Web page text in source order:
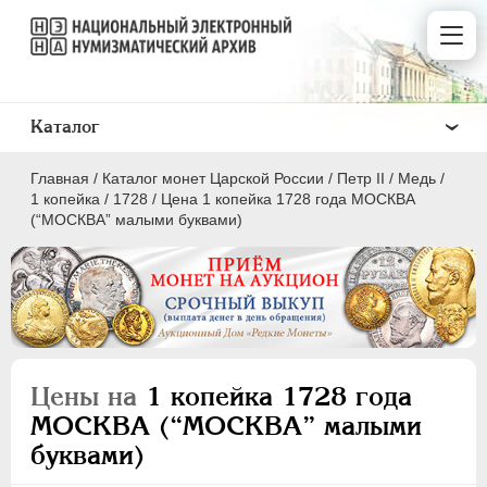
Главная / Каталог монет Царской России / Петр II / Медь /
1 копейка / 1728 / Цена 1 копейка 1728 года МОСКВА
(“МОСКВА” малыми буквами)
Цены на 1 копейка 1728 года
МОСКВА (“МОСКВА” малыми
буквами)
Каталог
ПEТР I 1699 - 1725
ЕКАТЕРИНА I 1725-1727
Золото
Серебро